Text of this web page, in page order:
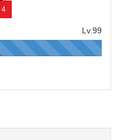
4
Lv.99